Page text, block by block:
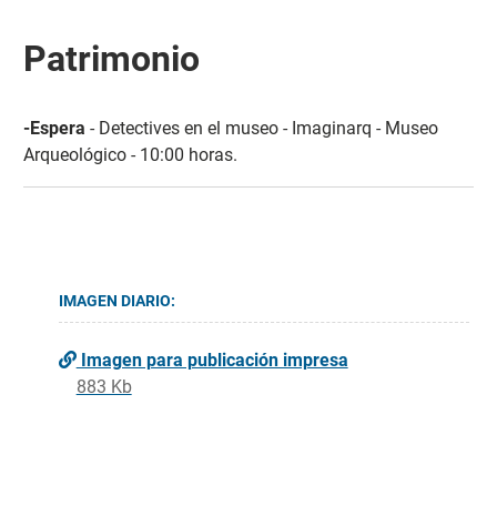
Patrimonio
-Espera - Detectives en el museo - Imaginarq - Museo
Arqueológico - 10:00 horas.
IMAGEN DIARIO:
Imagen para publicación impresa
883 Kb